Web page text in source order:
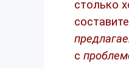
столько
с